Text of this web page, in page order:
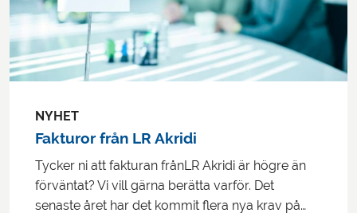
NYHET
Fakturor från LR Akridi
Tycker ni att fakturan frånLR Akridi är högre än
förväntat? Vi vill gärna berätta varför. Det
senaste året har det kommit flera nya krav på…